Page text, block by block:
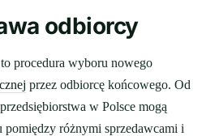
odbiorcy
procedura wyboru nowego
przez odbiorcę końcowego. Od
w Polsce mogą
różnymi sprzedawcami i